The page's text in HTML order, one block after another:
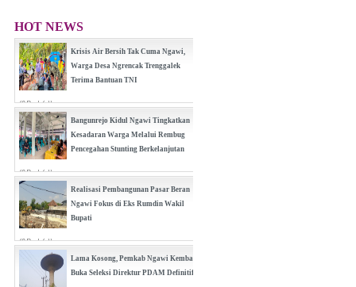
HOT NEWS
Krisis Air Bersih Tak Cuma Ngawi,
Warga Desa Ngrencak Trenggalek
Terima Bantuan TNI
(0 Reply(s))
Bangunrejo Kidul Ngawi Tingkatkan
Kesadaran Warga Melalui Rembug
Pencegahan Stunting Berkelanjutan
(0 Reply(s))
Realisasi Pembangunan Pasar Beran
Ngawi Fokus di Eks Rumdin Wakil
Bupati
(0 Reply(s))
Lama Kosong, Pemkab Ngawi Kembali
Buka Seleksi Direktur PDAM Definitif